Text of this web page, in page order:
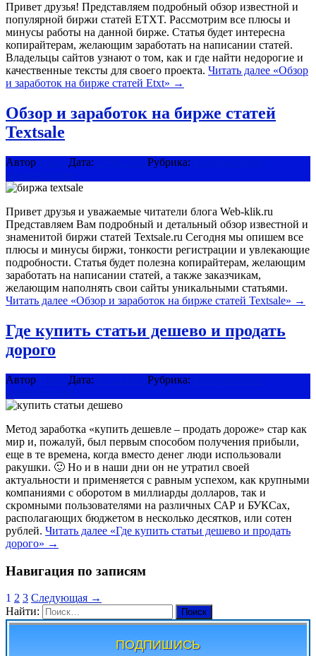
Привет друзья! Представляем подробный обзор известной и
популярной биржи статей ETXT. Рассмотрим все плюсы и
минусы работы на данной бирже. Статья будет интересна
копирайтерам, желающим заработать на написании статей.
Владельцы сайтов узнают о том, как и где найти недорогие и
качественные тексты для своего проекта. Читать далее «Обзор
и заработок на бирже статей Etxt» →
Обзор и заработок на бирже статей
Textsale
Автор Дата: Рубрика:
Привет друзья и уважаемые читатели блога Web-klik.ru
Представляем Вам подробный и детальный обзор известной и
знаменитой биржи статей Textsale.ru Сегодня мы опишем все
плюсы и минусы биржи, тонкости регистрации и увлекающие
подробности. Статья будет полезна копирайтерам, желающим
заработать на написании статей, а также заказчикам,
желающим наполнять свои сайты уникальными статьями.
Читать далее «Обзор и заработок на бирже статей Textsale» →
Где купить статьи дешево и продать
дорого
Автор Дата: Рубрика:
Метод заработка «купить дешевле – продать дороже» стар как
мир и, пожалуй, был первым способом получения прибыли,
еще в те времена, когда вместо денег люди использовали
ракушки. 🙂 Но и в наши дни он не утратил своей
актуальности и применяется с равным успехом, как крупными
компаниями с оборотом в миллиарды долларов, так и
скромными пользователями на различных САР и БУКСах,
располагающих бюджетом в несколько десятков, или сотен
рублей. Читать далее «Где купить статьи дешево и продать
дорого» →
Навигация по записям
1 2 3 Следующая →
Найти:
ПОДПИШИСЬ